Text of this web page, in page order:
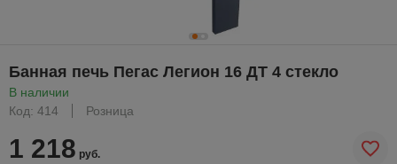
Банная печь Пегас Легион 16 ДТ 4 стекло
В наличии
Код: 414
Розница
1 218 руб.